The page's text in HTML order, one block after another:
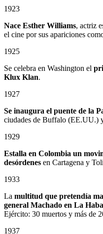
1923
Nace Esther Williams, actriz
el cine por sus apariciones
1925
Se celebra en Washington el
Klux Klan.
1927
Se inaugura el puente de la
ciudades de Buffalo (EE.UU.)
1929
Estalla en Colombia un
desórdenes en Cartagena y
1933
La multitud que pretendía
general Machado en La
Ejército: 30 muertos y más de
1937